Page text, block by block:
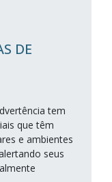
DE
tem
que têm
e ambientes
seus